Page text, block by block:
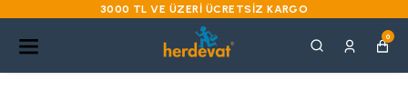
3000 TL VE ÜZERI ÜCRETSIZ KARGO
0